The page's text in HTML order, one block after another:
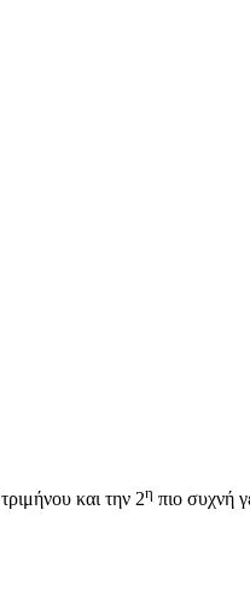
τριμήνου και την 2η πιο συχνή